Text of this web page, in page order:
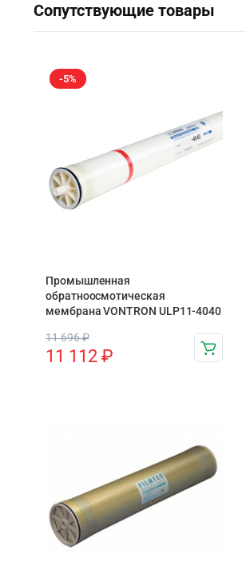
Сопутствующие товары
-5%
Промышленная
обратноосмотическая
мембрана VONTRON ULP11-4040
11 696₽
11 112 ₽